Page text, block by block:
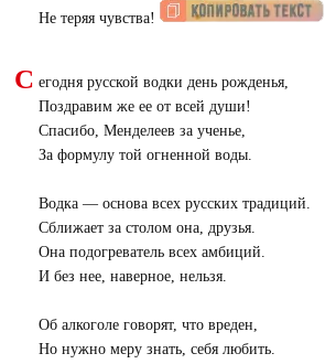
Не теряя чувства!
С егодня русской водки день рожденья,
Поздравим же ее от всей души!
Спасибо, Менделеев за ученье,
За формулу той огненной воды.
Водка — основа всех русских традиций.
Сближает за столом она, друзья.
Она подогреватель всех амбиций.
И без нее, наверное, нельзя.
Об алкоголе говорят, что вреден,
Но нужно меру знать, себя любить.